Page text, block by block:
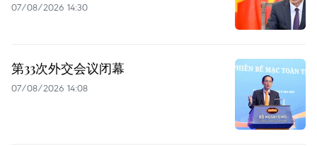
07/08/2026 14:30
第33次外交会议闭幕
07/08/2026 14:08